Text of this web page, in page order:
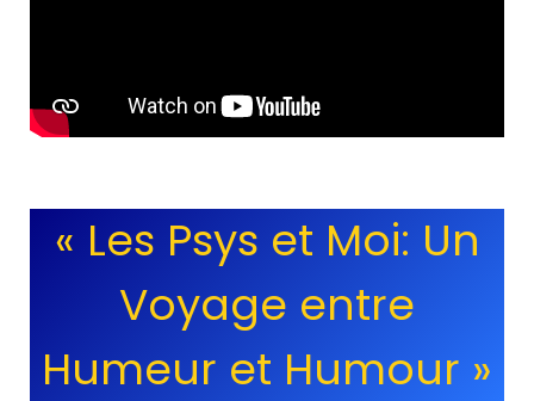
« Les Psys et Moi: Un
Voyage entre
Humeur et Humour »